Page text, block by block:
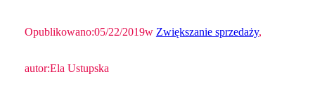
Opublikowano:05/22/2019w Zwiększanie sprzedaży,
autor:Ela Ustupska